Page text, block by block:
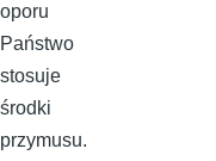
oporu
Państwo
stosuje
środki
przymusu.